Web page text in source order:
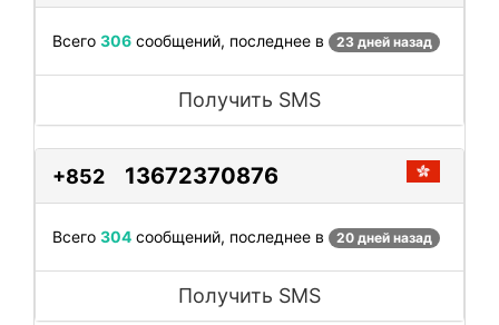
Всего 306 сообщений, последнее в 23 дней назад
Получить SMS
+852 13672370876
Всего 304 сообщений, последнее в 20 дней назад
Получить SMS